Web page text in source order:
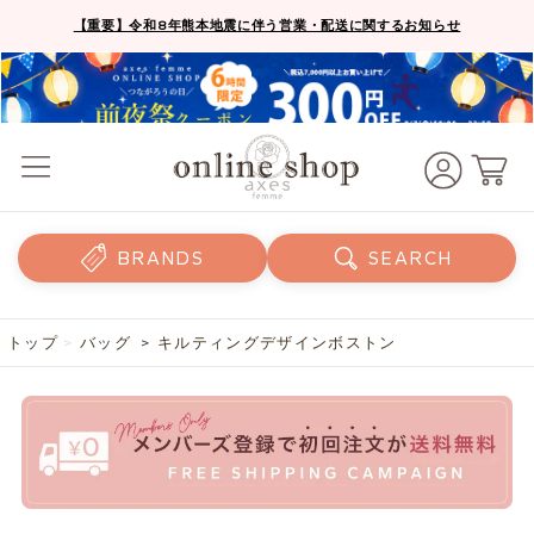
【重要】令和8年熊本地震に伴う営業・配送に関するお知らせ
BRANDS SEARCH
トップ > バッグ > キルティングデザインボストン